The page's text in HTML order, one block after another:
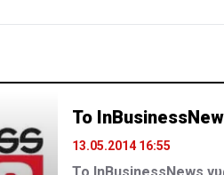
Το
13.05.2014 16:55
To ΙnBusinessNews